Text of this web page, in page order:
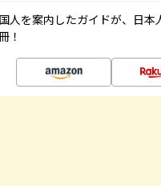
人を案内したガイドが、日
！